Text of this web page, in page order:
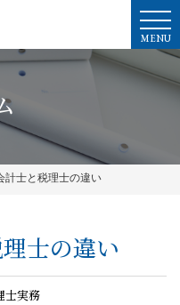
MENU
計士と税理士の違い
士の違い
士実務